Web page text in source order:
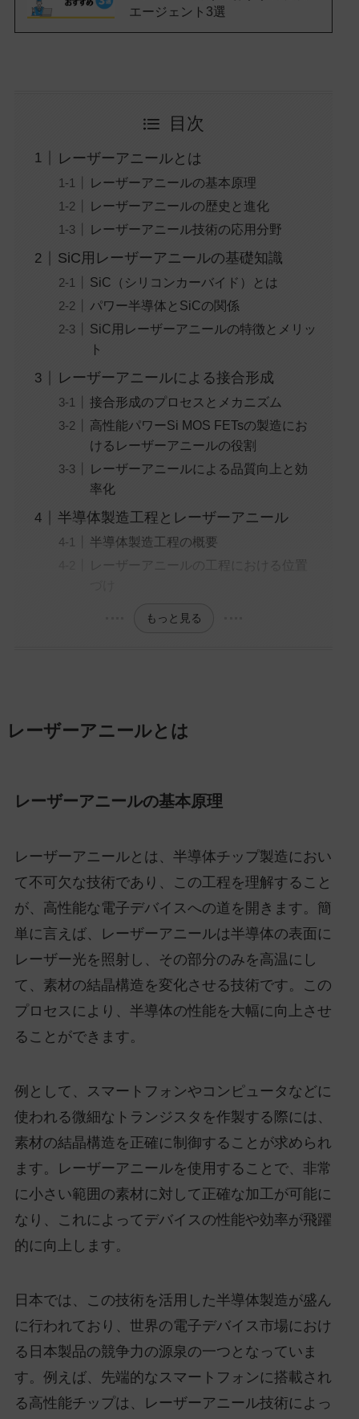
エージェント3選
目次
レーザーアニールとは
レーザーアニールの基本原理
レーザーアニールの歴史と進化
レーザーアニール技術の応用分野
SiC用レーザーアニールの基礎知識
SiC（シリコンカーバイド）とは
パワー半導体とSiCの関係
SiC用レーザーアニールの特徴とメリッ
ト
レーザーアニールによる接合形成
接合形成のプロセスとメカニズム
高性能パワーSi MOS FETsの製造にお
けるレーザーアニールの役割
レーザーアニールによる品質向上と効
率化
半導体製造工程とレーザーアニール
半導体製造工程の概要
レーザーアニールの工程における位置
もっと見る
レーザーアニールとは
レーザーアニールの基本原理
レーザーアニールとは、半導体チップ製造におい
て不可欠な技術であり、この工程を理解すること
が、高性能な電子デバイスへの道を開きます。簡
単に言えば、レーザーアニールは半導体の表面に
レーザー光を照射し、その部分のみを高温にし
て、素材の結晶構造を変化させる技術です。この
プロセスにより、半導体の性能を大幅に向上させ
ることができます。
例として、スマートフォンやコンピュータなどに
使われる微細なトランジスタを作製する際には、
素材の結晶構造を正確に制御することが求められ
ます。レーザーアニールを使用することで、非常
に小さい範囲の素材に対して正確な加工が可能に
なり、これによってデバイスの性能や効率が飛躍
的に向上します。
日本では、この技術を活用した半導体製造が盛ん
に行われており、世界の電子デバイス市場におけ
る日本製品の競争力の源泉の一つとなっていま
す。例えば、先端的なスマートフォンに搭載され
る高性能チップは、レーザーアニール技術によっ